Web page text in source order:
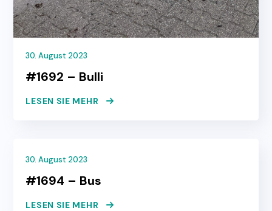
30. August 2023
#1692 – Bulli
LESEN SIE MEHR
30. August 2023
#1694 – Bus
LESEN SIE MEHR